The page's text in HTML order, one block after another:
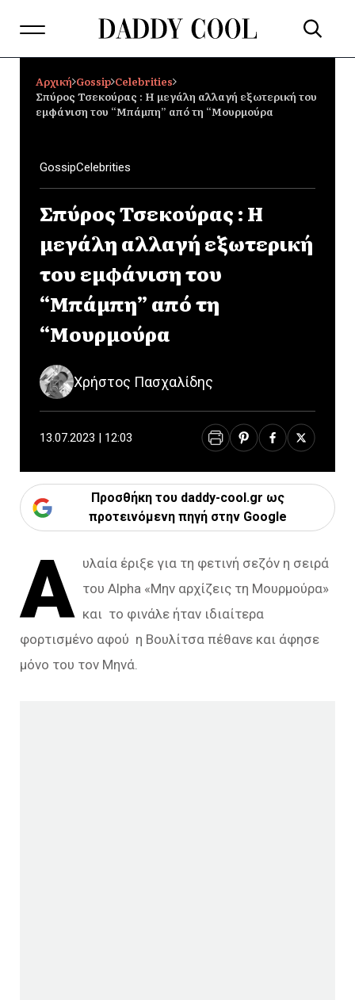
Αρχική Gossip Celebrities
Σπύρος Τσεκούρας : Η μεγάλη αλλαγή εξωτερική του
εμφάνιση του “Μπάμπη” από τη “Μουρμούρα
GossipCelebrities
Σπύρος Τσεκούρας : Η
μεγάλη αλλαγή εξωτερική
του εμφάνιση του
“Μπάμπη” από τη
“Μουρμούρα
Χρήστος Πασχαλίδης
13.07.2023 | 12:03
Προσθήκη του daddy-cool.gr ως
προτεινόμενη πηγή στην Google
Α υλαία έριξε για τη φετινή σεζόν η σειρά
του Alpha «Μην αρχίζεις τη Μουρμούρα»
και το φινάλε ήταν ιδιαίτερα
φορτισμένο αφού η Βουλίτσα πέθανε και άφησε
μόνο του τον Μηνά.